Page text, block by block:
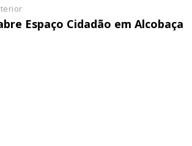
Escolha
Espaço Cidadão em Alcobaça